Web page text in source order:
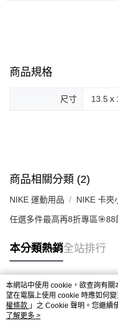
商品規格
尺寸 13.5
商品相關分類 (2)
NIKE 運動用品 NIKE 卡夾
任選多件最高再8折專區🎯88
本分類熱銷全站排行
熱門標籤
本網站中使用 cookie，欲查詢有
望在電腦上使用 cookie 時應如何
權條款 」之 Cookie 聲明。您繼續
用條款之 Cookie 聲明使用 cookie。
了解更多 >